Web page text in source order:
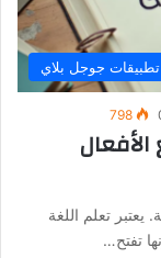
تطبيقات جوجل بلاي
798
يعتبر تعلم اللغة
تفتح…